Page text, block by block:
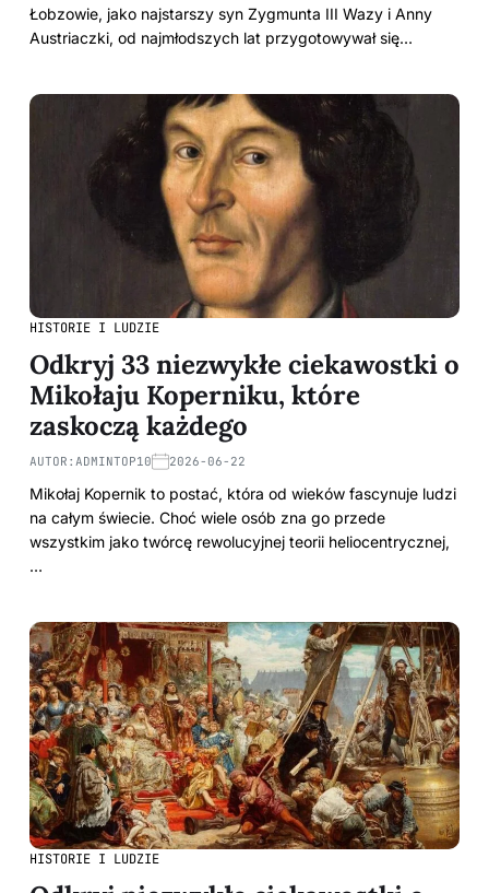
Łobzowie, jako najstarszy syn Zygmunta III Wazy i Anny
Austriaczki, od najmłodszych lat przygotowywał się…
HISTORIE I LUDZIE
Odkryj 33 niezwykłe ciekawostki o
Mikołaju Koperniku, które
zaskoczą każdego
AUTOR: ADMINTOP10 2026-06-22
Mikołaj Kopernik to postać, która od wieków fascynuje ludzi
na całym świecie. Choć wiele osób zna go przede
wszystkim jako twórcę rewolucyjnej teorii heliocentrycznej,
…
HISTORIE I LUDZIE